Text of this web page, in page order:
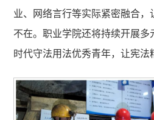
业、网络言行等实际紧密融合
不在。职业学院还将持续开展
时代守法用法优秀青年，让宪法